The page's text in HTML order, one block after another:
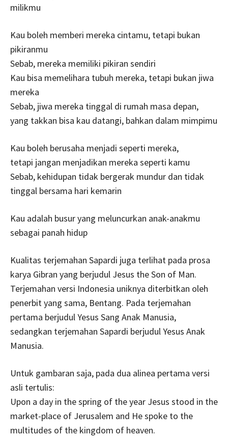
milikmu
Kau boleh memberi mereka cintamu, tetapi bukan
pikiranmu
Sebab, mereka memiliki pikiran sendiri
Kau bisa memelihara tubuh mereka, tetapi bukan jiwa
mereka
Sebab, jiwa mereka tinggal di rumah masa depan,
yang takkan bisa kau datangi, bahkan dalam mimpimu
Kau boleh berusaha menjadi seperti mereka,
tetapi jangan menjadikan mereka seperti kamu
Sebab, kehidupan tidak bergerak mundur dan tidak
tinggal bersama hari kemarin
Kau adalah busur yang meluncurkan anak-anakmu
sebagai panah hidup
Kualitas terjemahan Sapardi juga terlihat pada prosa
karya Gibran yang berjudul Jesus the Son of Man.
Terjemahan versi Indonesia uniknya diterbitkan oleh
penerbit yang sama, Bentang. Pada terjemahan
pertama berjudul Yesus Sang Anak Manusia,
sedangkan terjemahan Sapardi berjudul Yesus Anak
Manusia.
Untuk gambaran saja, pada dua alinea pertama versi
asli tertulis:
Upon a day in the spring of the year Jesus stood in the
market-place of Jerusalem and He spoke to the
multitudes of the kingdom of heaven.